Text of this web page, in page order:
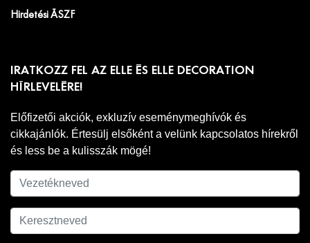
Hirdetési ÁSZF
IRATKOZZ FEL AZ ELLE ÉS ELLE DECORATION
HÍRLEVELÉRE!
Előfizetői akciók, exkluzív eseménymeghívók és
cikkajánlók. Értesülj elsőként a velünk kapcsolatos hírekről
és less be a kulisszák mögé!